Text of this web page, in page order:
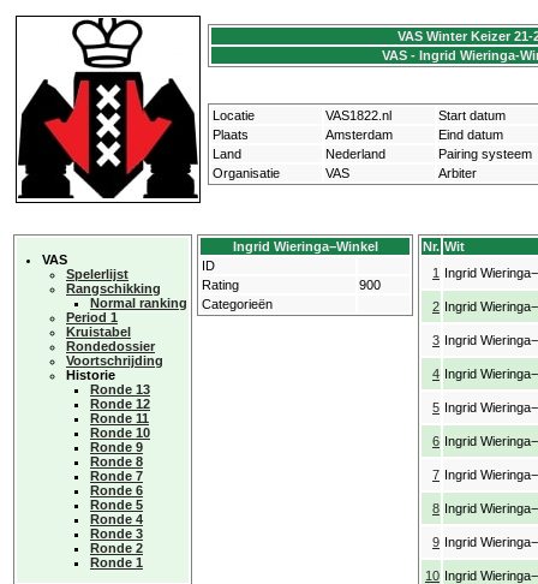
VAS Winter Keizer 21-
VAS - Ingrid Wieringa-
Locatie VAS1822.nl
Start datum
Plaats
Amsterdam
Eind datum
Land
Nederland
Pairing systeem
Organisatie
VAS Arbiter
VAS
Spelerlijst
Rangschikking
Normal ranking
Period 1
Kruistabel
Rondedossier
Voortschrijding
Historie
Ronde 13
Ronde 12
Ronde 11
Ronde 10
Ronde 9
Ronde 8
Ronde 7
Ronde 6
Ronde 5
Ronde 4
Ronde 3
Ronde 2
Ronde 1
Ingrid Wieringa−Winkel
ID
Rating
900
Categorieën
Nr. Wit
1 Ingrid
2 Ingrid
3 Ingrid
4 Ingrid
5 Ingrid
6 Ingrid
7 Ingrid
8 Ingrid
9 Ingrid
10 Ingrid